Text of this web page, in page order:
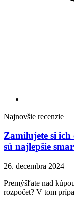
Najnovšie recenzie
Zamilujete si ich
sú najlepšie
26. decembra 2024
Premýšľate nad
rozpočet? V tom